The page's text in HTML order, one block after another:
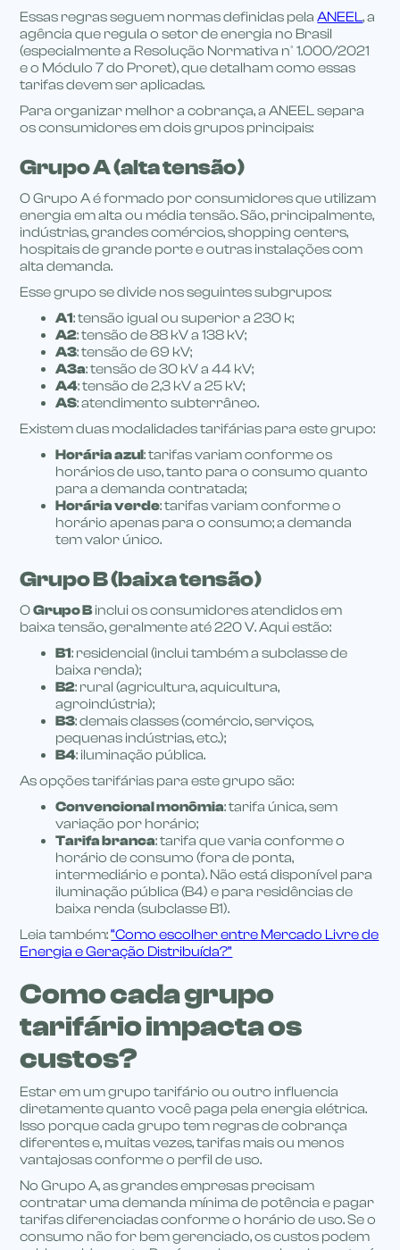
Essas regras seguem normas definidas pelaANEEL, a
agência que regula o setor de energia no Brasil
(especialmente a Resolução Normativa nº 1.000/2021
e o Módulo 7 do Proret), que detalham como essas
tarifas devem ser aplicadas.
Para organizar melhor a cobrança, a ANEEL separa
os consumidores em dois grupos principais:
Grupo A (alta tensão)
O Grupo A é formado por consumidores que utilizam
energia em alta ou média tensão. São, principalmente,
indústrias, grandes comércios, shopping centers,
hospitais de grande porte e outras instalações com
alta demanda.
Esse grupo se divide nos seguintes subgrupos:
A1: tensão igual ou superior a 230 k;
A2: tensão de 88 kV a 138 kV;
A3: tensão de 69 kV;
A3a: tensão de 30 kV a 44 kV;
A4: tensão de 2,3 kV a 25 kV;
AS: atendimento subterrâneo.
Existem duas modalidades tarifárias para este grupo:
Horária azul: tarifas variam conforme os
horários de uso, tanto para o consumo quanto
para a demanda contratada;
Horária verde: tarifas variam conforme o
horário apenas para o consumo; a demanda
tem valor único.
Grupo B (baixa tensão)
OGrupo Binclui os consumidores atendidos em
baixa tensão, geralmente até 220 V. Aqui estão:
B1: residencial (inclui também a subclasse de
baixa renda);
B2: rural (agricultura, aquicultura,
agroindústria);
B3: demais classes (comércio, serviços,
pequenas indústrias, etc.);
B4: iluminação pública.
As opções tarifárias para este grupo são:
Convencional monômia: tarifa única, sem
variação por horário;
Tarifa branca: tarifa que varia conforme o
horário de consumo (fora de ponta,
intermediário e ponta). Não está disponível para
iluminação pública (B4) e para residências de
baixa renda (subclasse B1).
Leia também:“Como escolher entre Mercado Livre de
Energia e Geração Distribuída?”
Como cada grupo
tarifário impacta os
custos?
Estar em um grupo tarifário ou outro influencia
diretamente quanto você paga pela energia elétrica.
Isso porque cada grupo tem regras de cobrança
diferentes e, muitas vezes, tarifas mais ou menos
vantajosas conforme o perfil de uso.
No Grupo A, as grandes empresas precisam
contratar uma demanda mínima de potência e pagar
tarifas diferenciadas conforme o horário de uso. Se o
consumo não for bem gerenciado, os custos podem